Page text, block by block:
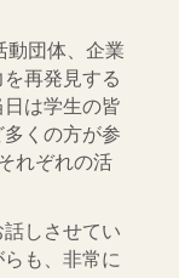
動団体、企業
再発見する
は学生の皆
くの方が参
れぞれの活
しさせてい
も、非常に